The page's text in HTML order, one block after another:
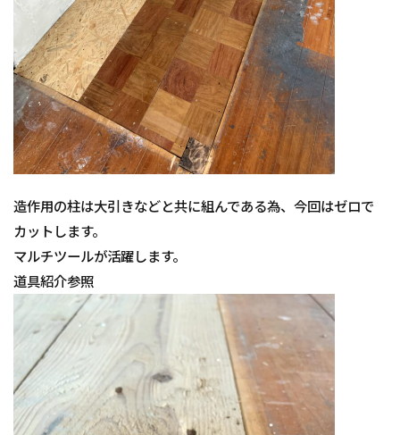
造作用の柱は大引きなどと共に組んである為、今回はゼロで
カットします。
マルチツールが活躍します。
道具紹介参照